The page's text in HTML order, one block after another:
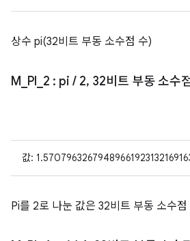
상수 pi(32비트 부동 소수점 수)
M PI 2 : pi / 2, 32비트 부동 소수
값:
Pi를 2로 나눈 값은 32비트 부동 소수점